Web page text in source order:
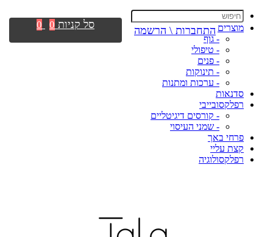
מוצרים
- גוף
- טיפולי
- פנים
- תינוקות
- ערכות ומתנות
סדנאות
רפלקסובייבי
- קורסים דיגיטליים
- שמני העיסוי
פרחי באך
קצת עליי
רפלקסולוגיה
התחברות \ הרשמה סל קניות 0
0